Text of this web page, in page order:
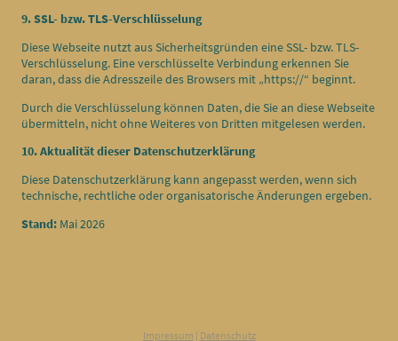
9. SSL- bzw. TLS-Verschlüsselung
Diese Webseite nutzt aus Sicherheitsgründen eine SSL- bzw. TLS-
Verschlüsselung. Eine verschlüsselte Verbindung erkennen Sie
daran, dass die Adresszeile des Browsers mit „https://“ beginnt.
Durch die Verschlüsselung können Daten, die Sie an diese Webseite
übermitteln, nicht ohne Weiteres von Dritten mitgelesen werden.
10. Aktualität dieser Datenschutzerklärung
Diese Datenschutzerklärung kann angepasst werden, wenn sich
technische, rechtliche oder organisatorische Änderungen ergeben.
Stand: Mai 2026
Impressum | Datenschutz